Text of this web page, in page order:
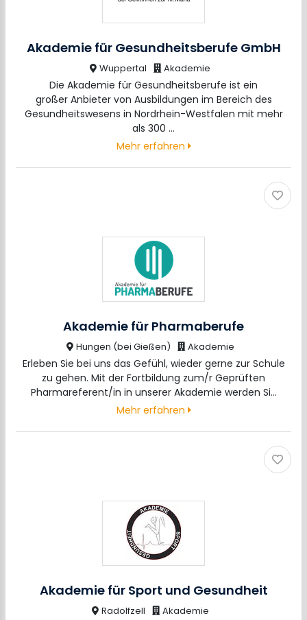
Akademie für Gesundheitsberufe GmbH
Wuppertal Akademie
Die Akademie für Gesundheitsberufe ist ein
großer Anbieter von Ausbildungen im Bereich des
Gesundheitswesens in Nordrhein-Westfalen mit mehr
als 300 …
Mehr erfahren
Akademie für Pharmaberufe
Hungen (bei Gießen) Akademie
Erleben Sie bei uns das Gefühl, wieder gerne zur Schule
zu gehen. Mit der Fortbildung zum/r Geprüften
Pharmareferent/in in unserer Akademie werden Si…
Mehr erfahren
Akademie für Sport und Gesundheit
Radolfzell Akademie